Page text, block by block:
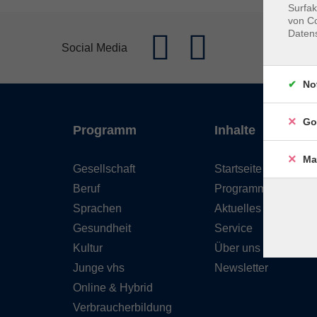
Social Media
Programm
Gesellschaft
Beruf
Sprachen
Gesundheit
Kultur
Junge vhs
Online & Hybrid
Verbraucherbildung
Inhalte
Startseite
Programm
Aktuelles
Service
Über uns
Newsletter
von